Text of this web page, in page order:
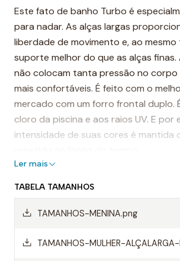
Este fato de banho Turbo é
para nadar. As alças largas
liberdade de movimento e, ao mesmo
suporte melhor do que as alças finas.
não colocam tanta pressão no corpo
mais confortáveis. É feito com o
mercado com um forro frontal duplo.
cloro da piscina e aos raios UV. E por
intensidade de suas cores é mantida
resistente do mundo.
Destaques:
- Costuras reforçadas
Ler mais
TABELA TAMANHOS
TAMANHOS-MENINA.png
TAMANHOS-MULHER-ALÇALARGA-